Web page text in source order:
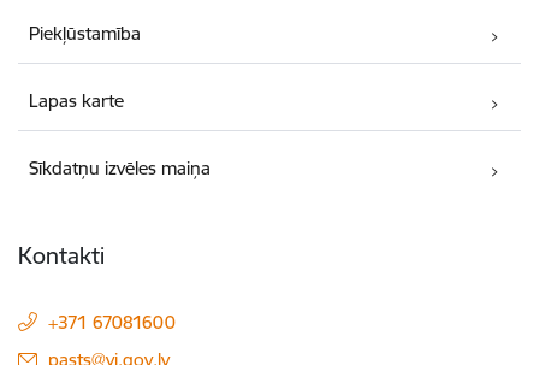
Piekļūstamība
Lapas karte
Sīkdatņu izvēles maiņa
Kontakti
+371 67081600
E-pasts:
pasts@vi.gov.lv